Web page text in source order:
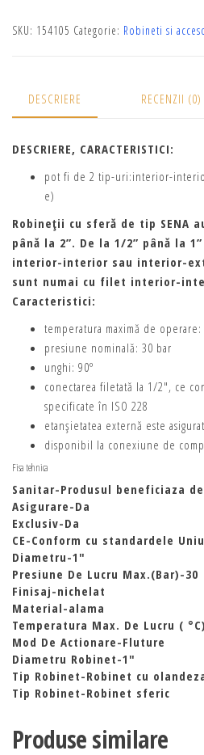
SKU: 154105 Categorie: Robineti si
DESCRIERE RECENZII (0)
DESCRIERE, CARACTERISTICI:
pot fi de 2 tip-uri:interior-
e)
Robineţii cu sferă de tip SENA
până la 2”. De la 1/2” până la
interior-interior sau interior-
sunt numai cu filet interior-
Caracteristici:
temperatura maximă de operare:
presiune nominală: 30 bar
unghi: 90º
conectarea filetată la 1/2″, ce
specificate în ISO 228
etanşietatea externă este
disponibil la conexiune de
Fisa tehnica
Sanitar-Produsul beneficiaza
Asigurare-Da
Exclusiv-Da
CE-Conform cu standardele
Diametru-1″
Presiune De Lucru Max.(Bar)-30
Finisaj-nichelat
Material-alama
Temperatura Max. De Lucru (
Mod De Actionare-Fluture
Diametru Robinet-1″
Tip Robinet-Robinet cu
Tip Robinet-Robinet sferic
Produse similare